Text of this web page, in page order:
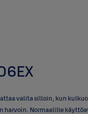
valita silloin, kun
Normaalille